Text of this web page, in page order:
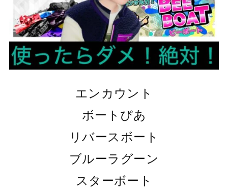
エンカウント
ボートぴあ
リバースボート
ブルーラグーン
スターボート